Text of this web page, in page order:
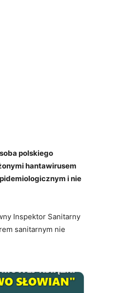
polskiego
hantawirusem
i nie
Inspektor Sanitarny
sanitarnym nie